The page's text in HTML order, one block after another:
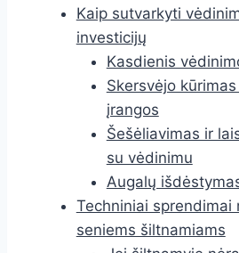
Kaip sutvarkyti
investicijų
Kasdienis
Skersvėjo
įrangos
Šešėliavimas ir
su vėdinimu
Augalų
Techniniai sprendimai
seniems šiltnamiams